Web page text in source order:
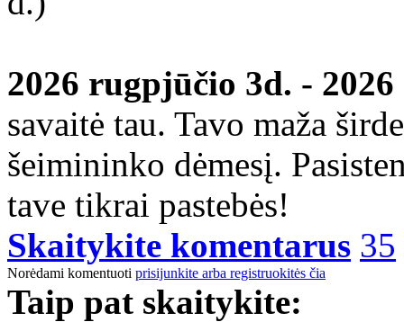
2026 rugpjūčio 3d. -
savaitė tau. Tavo maža
šeimininko dėmesį.
tave tikrai pastebės!
Skaitykite komentarus 35
Norėdami komentuoti prisijunkite arba registruokitės čia
Taip pat skaitykite: